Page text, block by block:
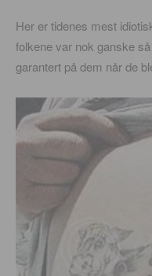
Her er tidenes mest
folkene var nok ganske
garantert på dem når de